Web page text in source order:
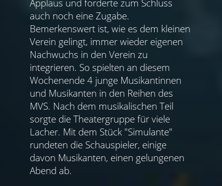
Applaus und forderte zum Schluss
auch noch eine Zugabe.
Bemerkenswert ist, wie es dem kleinen
Verein gelingt, immer wieder eigenen
Nachwuchs in den Verein zu
integrieren. So spielten an diesem
Wochenende 4 junge Musikantinnen
und Musikanten in den Reihen des
MVS. Nach dem musikalischen Teil
sorgte die Theatergruppe für viele
Lacher. Mit dem Stück "Simulante"
rundeten die Schauspieler, einige
davon Musikanten, einen gelungenen
Abend ab.